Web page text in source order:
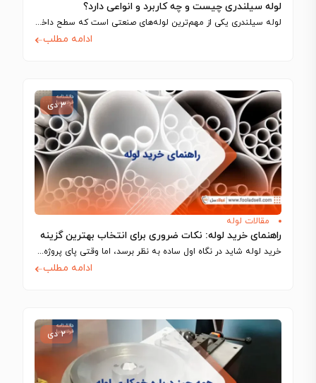
لوله سیلندری چیست و چه کاربرد و انواعی دارد؟
لوله سیلندری یکی از مهم‌ترین لوله‌های صنعتی است که سطح داخلی بسیار صیقلی دارد…
ادامه مطلب
۳ دی
مقالات لوله
راهنمای خرید لوله: نکات ضروری برای انتخاب بهترین گزینه
خرید لوله شاید در نگاه اول ساده به نظر برسد، اما وقتی پای پروژه‌های…
ادامه مطلب
۲ دی